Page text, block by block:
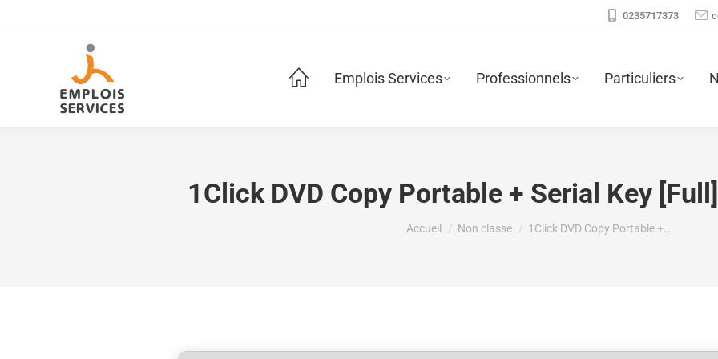
0235717373
Emplois Services Professionnels Particuliers
1Click DVD Copy Portable + Serial Key
Vous êtes ici :
Accueil Non classé 1Click DVD Copy Portable +…